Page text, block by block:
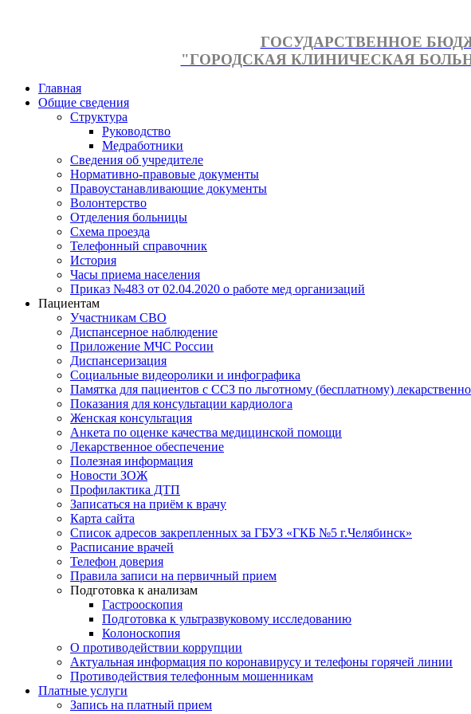
ГОСУДАРСТВЕННОЕ
"ГОРОДСКАЯ КЛИНИЧЕСКАЯ
Главная
Общие сведения
Структура
Руководство
Медработники
Сведения об учредителе
Нормативно-правовые документы
Правоустанавливающие документы
Волонтерство
Отделения больницы
Схема проезда
Телефонный справочник
История
Часы приема населения
Приказ №483 от 02.04.2020 о работе мед организаций
Пациентам
Участникам СВО
Диспансерное наблюдение
Приложение МЧС России
Диспансеризация
Социальные видеоролики и инфографика
Памятка для пациентов с ССЗ по льготному (бесплатному)
Показания для консультации кардиолога
Женская консультация
Анкета по оценке качества медицинской помощи
Лекарственное обеспечение
Полезная информация
Новости ЗОЖ
Профилактика ДТП
Записаться на приём к врачу
Карта сайта
Список адресов закрепленных за ГБУЗ «ГКБ №5 г.Челябинск»
Расписание врачей
Телефон доверия
Правила записи на первичный прием
Подготовка к анализам
Гастрооскопия
Подготовка к ультразвуковому исследованию
Колоноскопия
О противодействии коррупции
Актуальная информация по коронавирусу и телефоны горячей линии
Противодействия телефонным мошенникам
Платные услуги
Запись на платный прием